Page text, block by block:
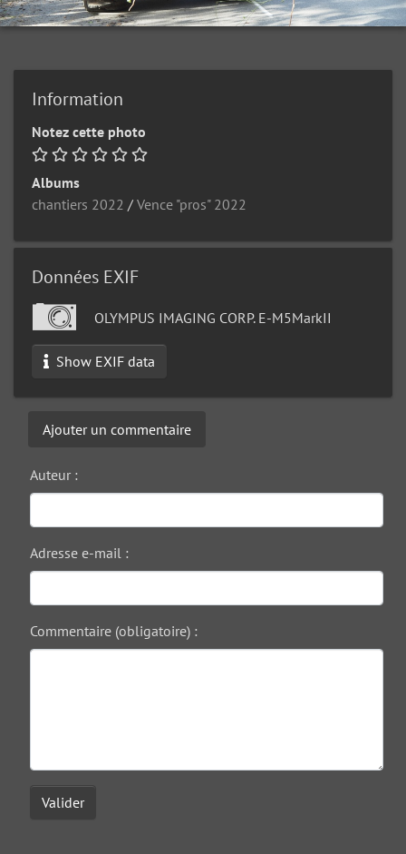
Information
Notez cette photo
Albums
chantiers 2022 / Vence "pros" 2022
Données EXIF
OLYMPUS IMAGING CORP. E-M5MarkII
Show EXIF data
Ajouter un commentaire
Auteur :
Adresse e-mail :
Commentaire (obligatoire) :
Valider